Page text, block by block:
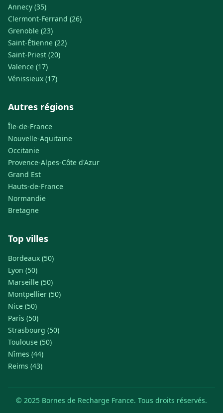
Annecy (35)
Clermont-Ferrand (26)
Grenoble (23)
Saint-Étienne (22)
Saint-Priest (20)
Valence (17)
Vénissieux (17)
Autres régions
Île-de-France
Nouvelle-Aquitaine
Occitanie
Provence-Alpes-Côte d'Azur
Grand Est
Hauts-de-France
Normandie
Bretagne
Top villes
Bordeaux (50)
Lyon (50)
Marseille (50)
Montpellier (50)
Nice (50)
Paris (50)
Strasbourg (50)
Toulouse (50)
Nîmes (44)
Reims (43)
© 2025 Bornes de Recharge France. Tous droits réservés.